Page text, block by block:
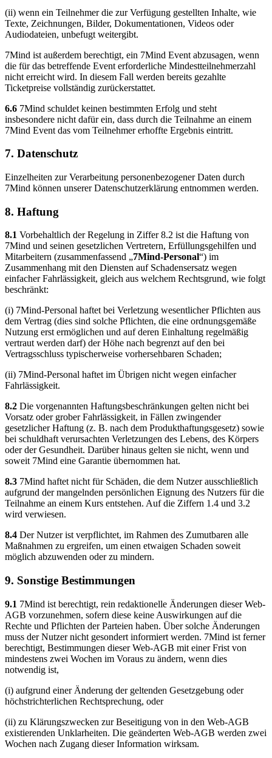
(ii) wenn ein Teilnehmer die zur Verfügung gestellten Inhalte, wie
Texte, Zeichnungen, Bilder, Dokumentationen, Videos oder
Audiodateien, unbefugt weitergibt.
7Mind ist außerdem berechtigt, ein 7Mind Event abzusagen, wenn
die für das betreffende Event erforderliche Mindestteilnehmerzahl
nicht erreicht wird. In diesem Fall werden bereits gezahlte
Ticketpreise vollständig zurückerstattet.
6.6 7Mind schuldet keinen bestimmten Erfolg und steht
insbesondere nicht dafür ein, dass durch die Teilnahme an einem
7Mind Event das vom Teilnehmer erhoffte Ergebnis eintritt.
7. Datenschutz
Einzelheiten zur Verarbeitung personenbezogener Daten durch
7Mind können unserer Datenschutzerklärung entnommen werden.
8. Haftung
8.1 Vorbehaltlich der Regelung in Ziffer 8.2 ist die Haftung von
7Mind und seinen gesetzlichen Vertretern, Erfüllungsgehilfen und
Mitarbeitern (zusammenfassend „7Mind-Personal“) im
Zusammenhang mit den Diensten auf Schadensersatz wegen
einfacher Fahrlässigkeit, gleich aus welchem Rechtsgrund, wie folgt
beschränkt:
(i) 7Mind-Personal haftet bei Verletzung wesentlicher Pflichten aus
dem Vertrag (dies sind solche Pflichten, die eine ordnungsgemäße
Nutzung erst ermöglichen und auf deren Einhaltung regelmäßig
vertraut werden darf) der Höhe nach begrenzt auf den bei
Vertragsschluss typischerweise vorhersehbaren Schaden;
(ii) 7Mind-Personal haftet im Übrigen nicht wegen einfacher
Fahrlässigkeit.
8.2 Die vorgenannten Haftungsbeschränkungen gelten nicht bei
Vorsatz oder grober Fahrlässigkeit, in Fällen zwingender
gesetzlicher Haftung (z. B. nach dem Produkthaftungsgesetz) sowie
bei schuldhaft verursachten Verletzungen des Lebens, des Körpers
oder der Gesundheit. Darüber hinaus gelten sie nicht, wenn und
soweit 7Mind eine Garantie übernommen hat.
8.3 7Mind haftet nicht für Schäden, die dem Nutzer ausschließlich
aufgrund der mangelnden persönlichen Eignung des Nutzers für die
Teilnahme an einem Kurs entstehen. Auf die Ziffern 1.4 und 3.2
wird verwiesen.
8.4 Der Nutzer ist verpflichtet, im Rahmen des Zumutbaren alle
Maßnahmen zu ergreifen, um einen etwaigen Schaden soweit
möglich abzuwenden oder zu mindern.
9. Sonstige Bestimmungen
9.1 7Mind ist berechtigt, rein redaktionelle Änderungen dieser Web-
AGB vorzunehmen, sofern diese keine Auswirkungen auf die
Rechte und Pflichten der Parteien haben. Über solche Änderungen
muss der Nutzer nicht gesondert informiert werden. 7Mind ist ferner
berechtigt, Bestimmungen dieser Web-AGB mit einer Frist von
mindestens zwei Wochen im Voraus zu ändern, wenn dies
notwendig ist,
(i) aufgrund einer Änderung der geltenden Gesetzgebung oder
höchstrichterlichen Rechtsprechung, oder
(ii) zu Klärungszwecken zur Beseitigung von in den Web-AGB
existierenden Unklarheiten. Die geänderten Web-AGB werden zwei
Wochen nach Zugang dieser Information wirksam.